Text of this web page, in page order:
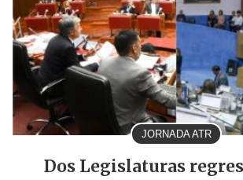
JORNADA ATR
Dos Legislaturas